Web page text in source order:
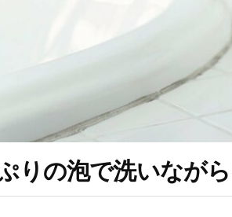
りの泡で洗いなが